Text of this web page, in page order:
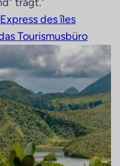
des îles
Tourismusbüro